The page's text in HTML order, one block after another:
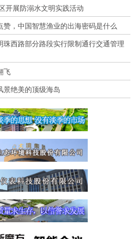
开展防溺水文明实践活动
，中国智慧渔业的出海密码是什么
西路部分路段实行限制通行交通管理
飞
景绝美的顶级海岛